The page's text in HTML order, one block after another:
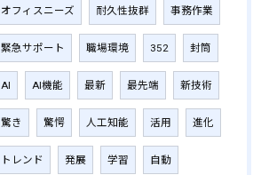
オフィスニーズ 耐久性抜群 事務作業
緊急サポート 職場環境 352 封筒
AI AI機能 最新 最先端 新技術
驚き 驚愕 人工知能 活用 進化
トレンド 発展 学習 自動